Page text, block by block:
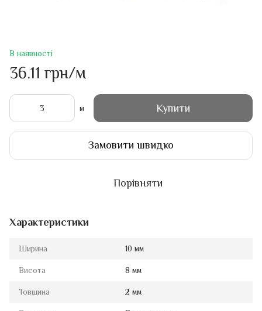
В наявності
36.11 грн/м
м Купити
Замовити швидко
Порівняти
Характеристики
Ширина 10 мм
Висота 8 мм
Товщина 2 мм